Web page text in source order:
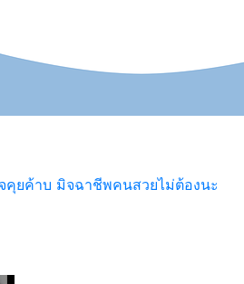
คุยค้าบ มิจฉาชีพคนสวยไม่ต้องนะ